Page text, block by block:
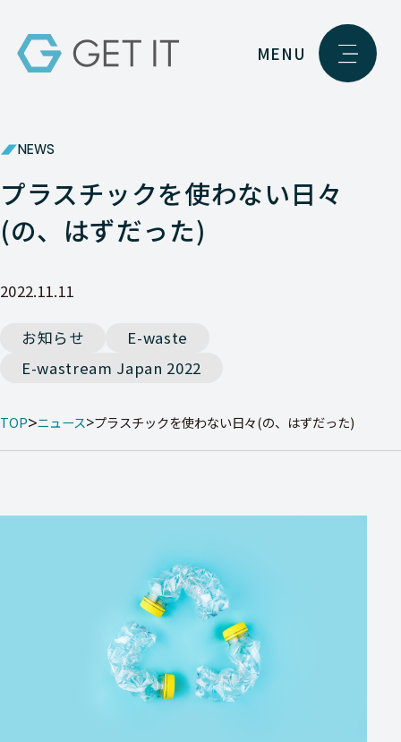
MENU
NEWS
プラスチックを使わない日々
(の、はずだった)
2022.11.11
お知らせ
E-waste
E-wastream Japan 2022
TOP ニュース プラスチックを使わない日々(の、はずだった)